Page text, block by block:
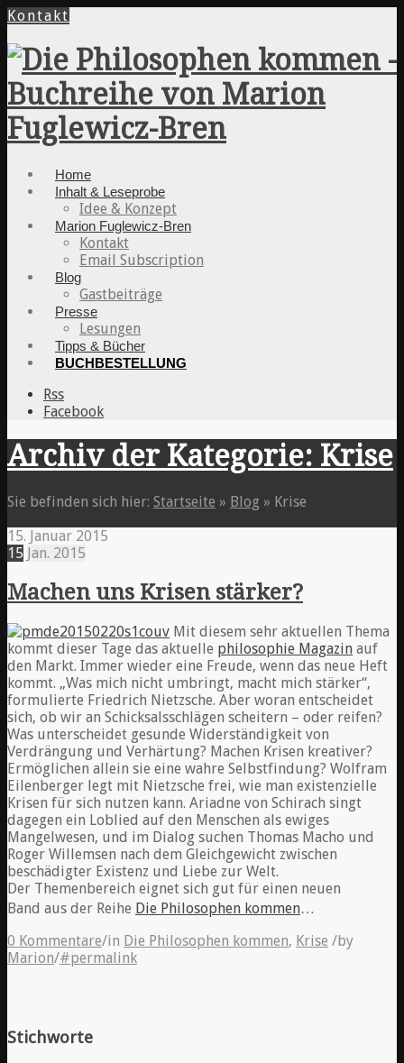
Kontakt
Home
Inhalt & Leseprobe
Idee & Konzept
Marion Fuglewicz-Bren
Kontakt
Email Subscription
Blog
Gastbeiträge
Presse
Lesungen
Tipps & Bücher
BUCHBESTELLUNG
Rss
Facebook
Archiv der Kategorie: Krise
Sie befinden sich hier: Startseite » Blog » Krise
15. Januar 2015
15 Jan. 2015
Machen uns Krisen stärker?
Mit diesem sehr aktuellen Thema
kommt dieser Tage das aktuelle philosophie Magazin auf
den Markt. Immer wieder eine Freude, wenn das neue Heft
kommt. „Was mich nicht umbringt, macht mich stärker“,
formulierte Friedrich Nietzsche. Aber woran entscheidet
sich, ob wir an Schicksalsschlägen scheitern – oder reifen?
Was unterscheidet gesunde Widerständigkeit von
Verdrängung und Verhärtung? Machen Krisen kreativer?
Ermöglichen allein sie eine wahre Selbstfindung? Wolfram
Eilenberger legt mit Nietzsche frei, wie man existenzielle
Krisen für sich nutzen kann. Ariadne von Schirach singt
dagegen ein Loblied auf den Menschen als ewiges
Mangelwesen, und im Dialog suchen Thomas Macho und
Roger Willemsen nach dem Gleichgewicht zwischen
beschädigter Existenz und Liebe zur Welt.
Der Themenbereich eignet sich gut für einen neuen
Band aus der Reihe Die Philosophen kommen…
0 Kommentare/in Die Philosophen kommen, Krise /by
Marion/#permalink
Stichworte